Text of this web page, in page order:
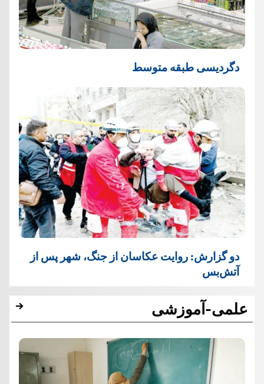
دگردیسی طبقه متوسط
دو گزارش: روایت عکاسان از جنگ، شهر پس از
آتش‌بس
علمی-آموزشی